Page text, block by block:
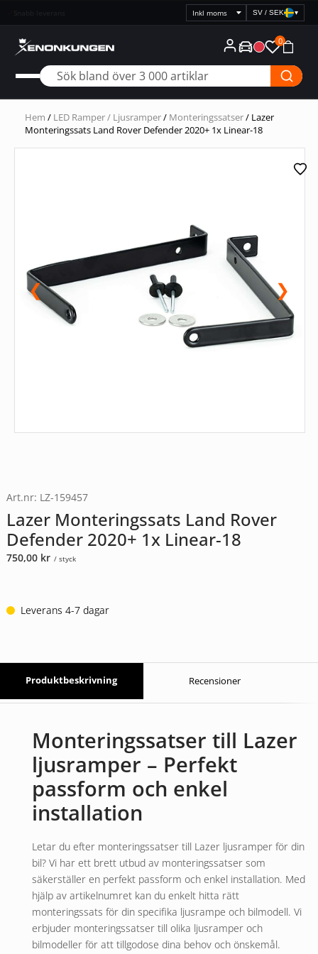
Välj
prisvisning
SV / SEK ▾
0
Hem / LED Ramper / Ljusramper/ Monteringssatser/ Lazer
Monteringssats Land Rover Defender 2020+ 1x Linear-18
❮ ❯
Art.nr: LZ-159457
Lazer Monteringssats Land Rover
Defender 2020+ 1x Linear-18
750,00 kr / styck
Leverans 4-7 dagar
Produktbeskrivning Recensioner
Monteringssatser till Lazer
ljusramper – Perfekt
passform och enkel
installation
Letar du efter monteringssatser till Lazer ljusramper för din
bil? Vi har ett brett utbud av monteringssatser som
säkerställer en perfekt passform och enkel installation. Med
hjälp av artikelnumret kan du enkelt hitta rätt
monteringssats för din specifika ljusrampe och bilmodell. Vi
erbjuder monteringssatser till olika ljusramper och
bilmodeller för att tillgodose dina behov och önskemål.